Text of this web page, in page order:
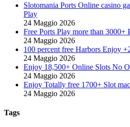
Slotomania Ports Online casino
Play
24 Maggio 2026
Free Ports Play more than 3000+
24 Maggio 2026
100 percent free Harbors Enjoy
24 Maggio 2026
Enjoy 18,500+ Online Slots No
24 Maggio 2026
Enjoy Totally free 1700+ Slot
24 Maggio 2026
Tags